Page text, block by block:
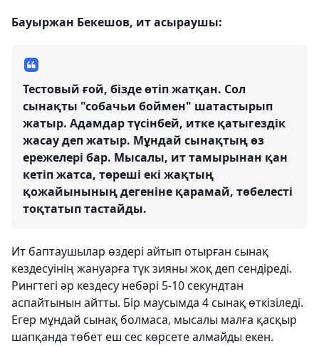
Бауыржан Бекешов, ит асыраушы:
Тестовый ғой, бізде өтіп жатқан. Сол
сынақты "собачьи боймен" шатастырып
жатыр. Адамдар түсінбей, итке қатыгездік
жасау деп жатыр. Мұндай сынақтың өз
ережелері бар. Мысалы, ит тамырынан қан
кетіп жатса, төреші екі жақтың
қожайынының дегеніне қарамай, төбелесті
тоқтатып тастайды.
Ит баптаушылар өздері айтып отырған сынақ
кездесуінің жануарға түк зияны жоқ деп сендіреді.
Рингтегі әр кездесу небәрі 5-10 секундтан
аспайтынын айтты. Бір маусымда 4 сынақ өткізіледі.
Егер мұндай сынақ болмаса, мысалы малға қасқыр
шапқанда төбет еш сес көрсете алмайды екен.